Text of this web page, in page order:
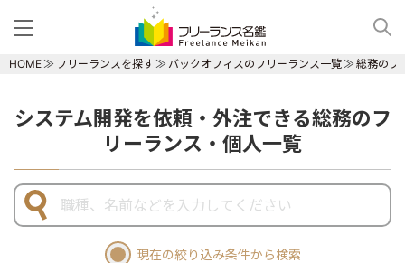
HOME フリーランスを探す バックオフィスのフリーランス一覧 総務のフ
システム開発を依頼・外注できる総務のフ
リーランス・個人一覧
現在の絞り込み条件から検索